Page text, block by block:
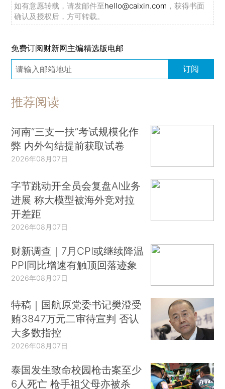
如有意愿转载，请发邮件至hello@caixin.com ，获得书面
确认及授权后，方可转载。
免费订阅财新网主编精选版电邮
订阅
推荐阅读
河南“三支一扶”考试规模化作
弊 内外勾结提前获取试卷
2026年08月07日
字节跳动开全员会复盘AI业务
进展 称大模型被海外竞对拉
开差距
2026年08月07日
财新调查｜7月CPI或继续降温
PPI同比增速有触顶回落迹象
2026年08月07日
特稿｜国航原党委书记樊澄受
贿3847万元二审待宣判 否认
大多数指控
2026年08月07日
泰国发生致命校园枪击案至少
6人死亡 枪手祖父母亦被杀